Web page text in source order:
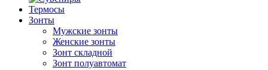
Термосы
Зонты
Мужские зонты
Женские зонты
Зонт складной
Зонт полуавтомат